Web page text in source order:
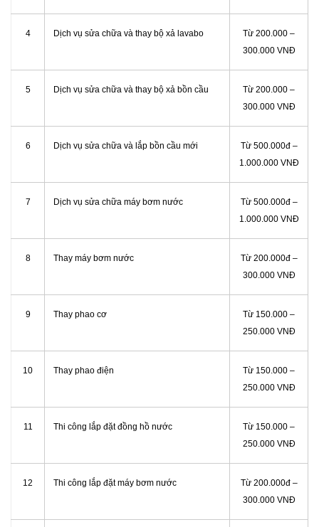
4 Dịch vụ sửa chữa và thay bộ xả lavabo
Từ 200.000 –
300.000 VNĐ
5 Dịch vụ sửa chữa và thay bộ xả bồn cầu
Từ 200.000 –
300.000 VNĐ
6 Dịch vụ sửa chữa và lắp bồn cầu mới
Từ 500.000đ –
1.000.000 VNĐ
7 Dịch vụ sửa chữa máy bơm nước
Từ 500.000đ –
1.000.000 VNĐ
8 Thay máy bơm nước
Từ 200.000đ –
300.000 VNĐ
9 Thay phao cơ
Từ 150.000 –
250.000 VNĐ
10 Thay phao điện
Từ 150.000 –
250.000 VNĐ
11 Thi công lắp đặt đồng hồ nước
Từ 150.000 –
250.000 VNĐ
12 Thi công lắp đặt máy bơm nước
Từ 200.000đ –
300.000 VNĐ